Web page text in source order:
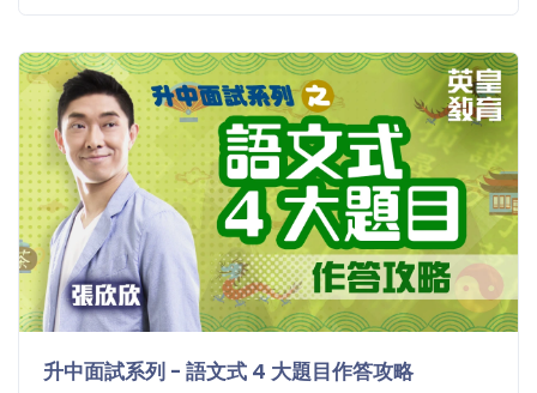
免費
(19)
收費
(81)
選
項
時符
重
設
密
碼
登出
升中面試系列 - 語文式 4 大題目作答攻略